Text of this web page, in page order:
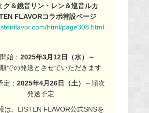
ク＆鏡音リン・レン＆巡音ルカ
FLAVORコラボ特設ページ
html/page308.html
始： 2025年3月12日（水）～
での発送とさせていただきます
定： 2025年4月26日（土）
～順次
発送予定
は、LISTEN FLAVOR公式SNSを